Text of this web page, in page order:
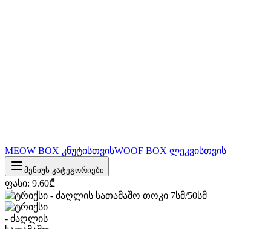
MEOW BOX კნუტისთვისWOOF BOX ლეკვისთვის
მენიუს კატეგორიები
ფასი: 9.60₾